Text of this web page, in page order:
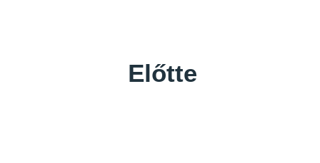
Előtte